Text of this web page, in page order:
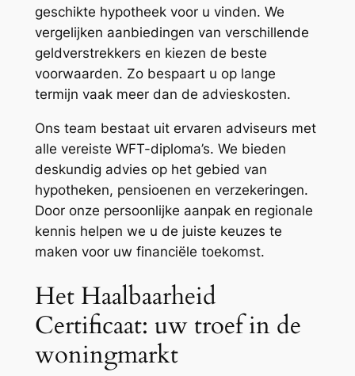
geschikte hypotheek voor u vinden. We
vergelijken aanbiedingen van verschillende
geldverstrekkers en kiezen de beste
voorwaarden. Zo bespaart u op lange
termijn vaak meer dan de advieskosten.
Ons team bestaat uit ervaren adviseurs met
alle vereiste WFT-diploma’s. We bieden
deskundig advies op het gebied van
hypotheken, pensioenen en verzekeringen.
Door onze persoonlijke aanpak en regionale
kennis helpen we u de juiste keuzes te
maken voor uw financiële toekomst.
Het Haalbaarheid
Certificaat: uw troef in de
woningmarkt